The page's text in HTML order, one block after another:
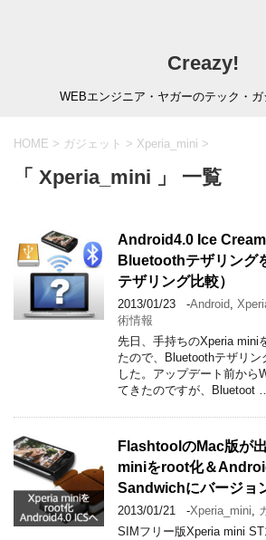
Creazy!
WEBエンジニア・ヤガーのテック・
HOME > ガジェット > Xperia_mini >
「 Xperia_mini 」 一覧
Android4.0 Ice
Bluetoothテザリング
テザリング比較）
2013/01/23 -Android,
術情報
先日、手持ちのXperia mini
たので、Bluetoothテザリン
した。アップデート前から
てきたのですが、Bluetoot
FlashtoolのMac版が
miniをroot化＆
Sandwichにバージョ
2013/01/21 -Xperia_mini,
SIMフリー版Xperia mini